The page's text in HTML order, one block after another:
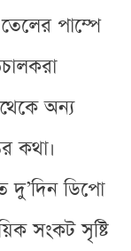
পাম্পে
অন্য
কথা।
দু’দিন ডিপো
সংকট সৃষ্টি